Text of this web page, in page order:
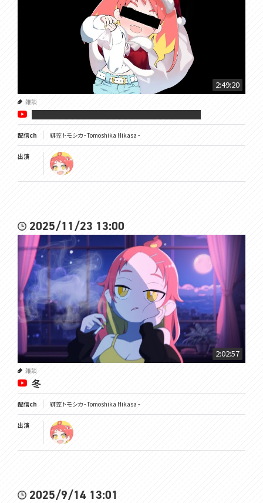
2:49:20
雑談
██████████████████
配信ch 緋笠トモシカ - Tomoshika Hikasa -
出演
2025/11/23 13:00
2:02:57
雑談
冬
配信ch 緋笠トモシカ - Tomoshika Hikasa -
出演
2025/9/14 13:01